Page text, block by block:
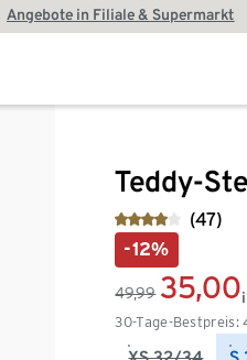
Angebote in Filiale & Supermarkt
Teddy-
(47)
-12%
49,99 35,00
30-Tage-Bestpreis: